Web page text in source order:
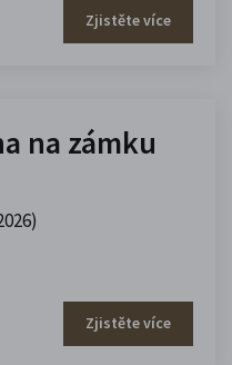
Zjistěte více
na zámku
Zjistěte více